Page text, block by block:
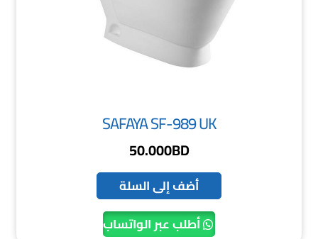
SAFAYA SF-989 UK
50.000BD
أضف إلى السلة
أطلب عبر الواتساب